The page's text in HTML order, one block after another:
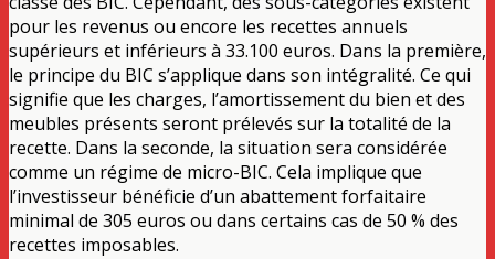
pour les revenus ou encore les recettes annuels
supérieurs et inférieurs à 33.100 euros. Dans la première,
le principe du BIC s’applique dans son intégralité. Ce qui
signifie que les charges, l’amortissement du bien et des
meubles présents seront prélevés sur la totalité de la
recette. Dans la seconde, la situation sera considérée
comme un régime de micro-BIC. Cela implique que
l’investisseur bénéficie d’un abattement forfaitaire
minimal de 305 euros ou dans certains cas de 50 % des
recettes imposables.